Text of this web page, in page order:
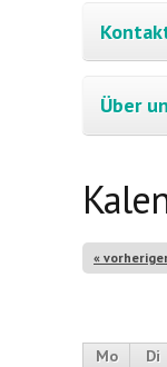
Über
«
Mo Di